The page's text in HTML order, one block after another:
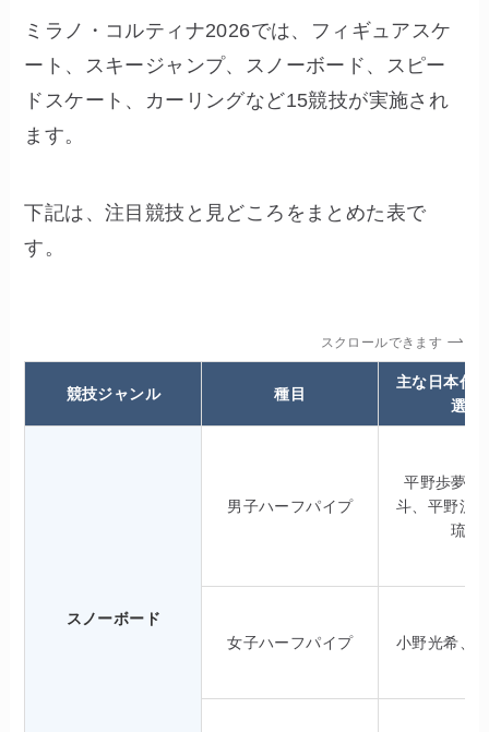
ミラノ・コルティナ2026では、フィギュアスケ
ート、スキージャンプ、スノーボード、スピー
ドスケート、カーリングなど15競技が実施され
ます。
下記は、注目競技と見どころをまとめた表で
す。
スクロールできます
競技ジャンル 種目
主な日本代
選手
スノーボード
男子ハーフパイプ
平野歩夢、
斗、平野流
琉聖
女子ハーフパイプ 小野光希、